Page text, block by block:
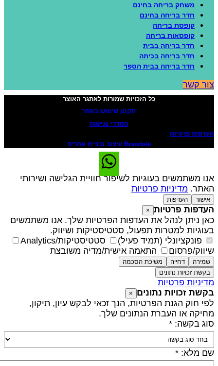
משחק בריחה בחינם
חדר בריחה בחינם
קופסת בריחה
קופסאות בריחה
חדר בריחה בבית
חדר בריחה בכיתה
חדר בריחה בבית הספר
קשר
כל הזכויות שמורות לאתגר האוצר
תקנון שימוש באתר
הסדרי נגישות
פרטיות
Brandale עיצוב ובניית אתרים
משתמשים בעוגיות לשיפור חוויית הגלישה ושירותי
מדיניות פרטיות
אישור העדפות
פרטיות ×
ניתן לנהל את העדפות הפרטיות שלך. אנו משתמשים
למטרות תפעול, סטטיסטיקות ושיווק.
פונקציונלי (תמיד פעיל)
סטטיסטיקות/Analytics
פרסום
התאמה אישית/מדיה משובצת
שמירה דחייה
משיכת הסכמה
בקשת זכויות נתונים
פרטיות
זכויות נתונים
חוק הגנת הפרטיות, הנך זכאי לבקש עיון, תיקון,
או העברת הנתונים שלך.
בקשה: *
מלא: *